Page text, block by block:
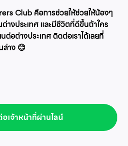
Club คือการช่วยให้ช่วยให้น้องๆ
ต่างประเทศ และมีชีวิตที่ดีขึ้นถ้าใคร
ต่อต่างประเทศ ติดต่อเราได้เลยที่
าง 😊
เจ้าหน้าที่ผ่านไลน์